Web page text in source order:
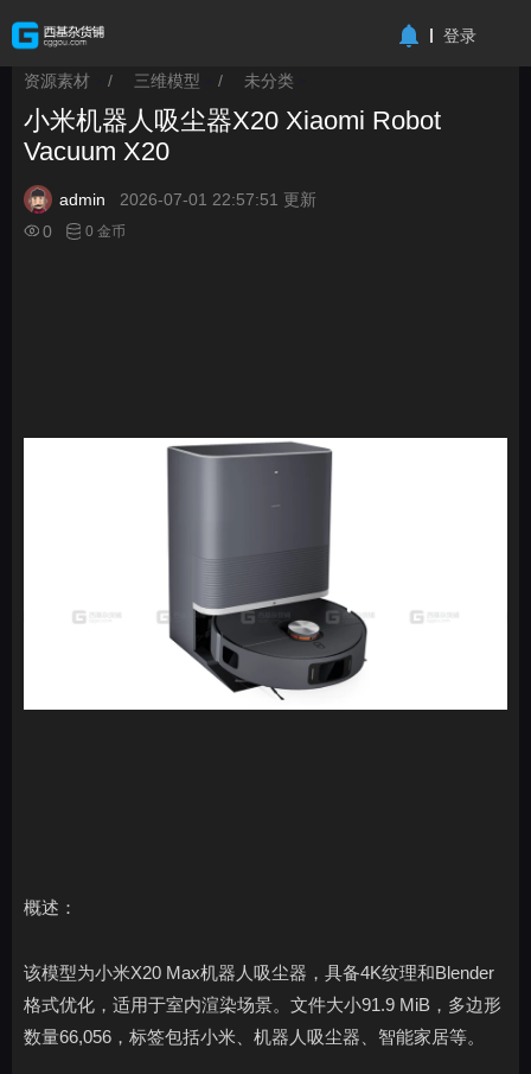
登录
资源素材 / 三维模型 / 未分类
小米机器人吸尘器X20 Xiaomi Robot
Vacuum X20
admin
2026-07-01 22:57:51 更新
0
0 金币
概述：
该模型为小米X20 Max机器人吸尘器，具备4K纹理和Blender
格式优化，适用于室内渲染场景。文件大小91.9 MiB，多边形
数量66,056，标签包括小米、机器人吸尘器、智能家居等。